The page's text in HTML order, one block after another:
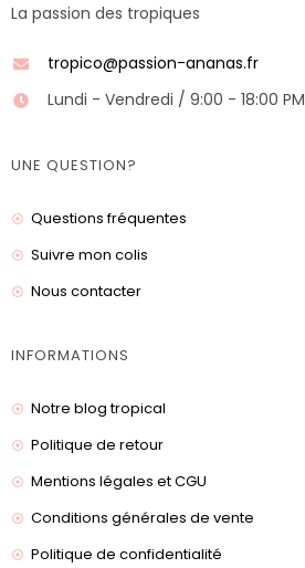
La passion des tropiques
tropico@passion-ananas.fr
Lundi - Vendredi / 9:00 - 18:00 PM
UNE QUESTION?
Questions fréquentes
Suivre mon colis
Nous contacter
INFORMATIONS
Notre blog tropical
Politique de retour
Mentions légales et CGU
Conditions générales de vente
Politique de confidentialité